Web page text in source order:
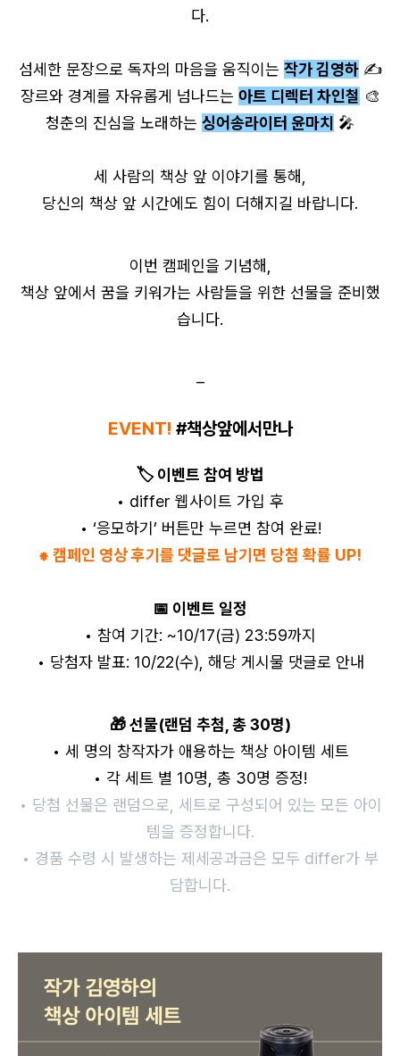
다.
섬세한 문장으로 독자의 마음을 움직이는 작가 김영하✍️
장르와 경계를 자유롭게 넘나드는 아트 디렉터 차인철 🎨
청춘의 진심을 노래하는 싱어송라이터 윤마치 🎤
세 사람의 책상 앞 이야기를 통해,
당신의 책상 앞 시간에도 힘이 더해지길 바랍니다.
이번 캠페인을 기념해,
책상 앞에서 꿈을 키워가는 사람들을 위한 선물을 준비했
습니다.
–
EVENT! #책상앞에서만나
🏷️ 이벤트 참여 방법
• differ 웹사이트 가입 후
• ‘응모하기’ 버튼만 누르면 참여 완료!
⁕ 캠페인 영상 후기를 댓글로 남기면 당첨 확률 UP!
📅 이벤트 일정
• 참여 기간: ~10/17(금) 23:59까지
• 당첨자 발표: 10/22(수), 해당 게시물 댓글로 안내
🎁 선물(랜덤 추첨, 총 30명)
• 세 명의 창작자가 애용하는 책상 아이템 세트
• 각 세트 별 10명, 총 30명 증정!
• 당첨 선물은 랜덤으로, 세트로 구성되어 있는 모든 아이
템을 증정합니다.
• 경품 수령 시 발생하는 제세공과금은 모두 differ가 부
담합니다.